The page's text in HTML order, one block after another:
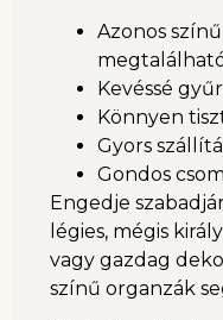
Azonos színű
Kevéssé
Könnyen
Gyors
Gondos
Engedje
légies, mégis
vagy gazdag
színű organzák